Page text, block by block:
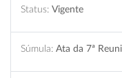
Status: Vigente
Súmula: Ata da 7ª